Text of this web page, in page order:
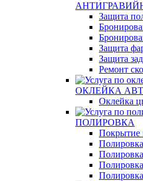
Защита
Защита
Защита
Ремонт
ОКЛЕЙКА
Оклейка
ПОЛИРОВКА
Покрытие
Полировка